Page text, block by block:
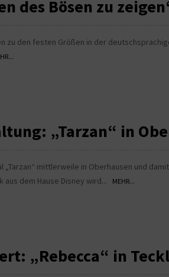
des Bösen zu
zu den festen Größen in der
„Tarzan“ in
„Tarzan“ mittlerweile in Oberhausen und
dem Hause Disney wird...
MEHR...
„Rebecca“ in